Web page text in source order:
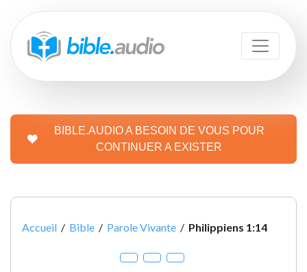
BIBLE.AUDIO A BESOIN DE VOUS POUR
CONTINUER A EXISTER
Accueil / Bible / Parole Vivante / Philippiens 1:14